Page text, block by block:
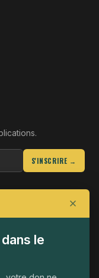
S'INSCRIRE →
le